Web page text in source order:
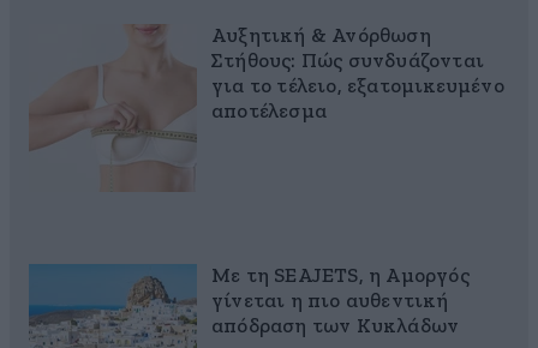
Αυξητική & Ανόρθωση
Στήθους: Πώς συνδυάζονται
για το τέλειο, εξατομικευμένο
αποτέλεσμα
Με τη SEAJETS, η Αμοργός
γίνεται η πιο αυθεντική
απόδραση των Κυκλάδων